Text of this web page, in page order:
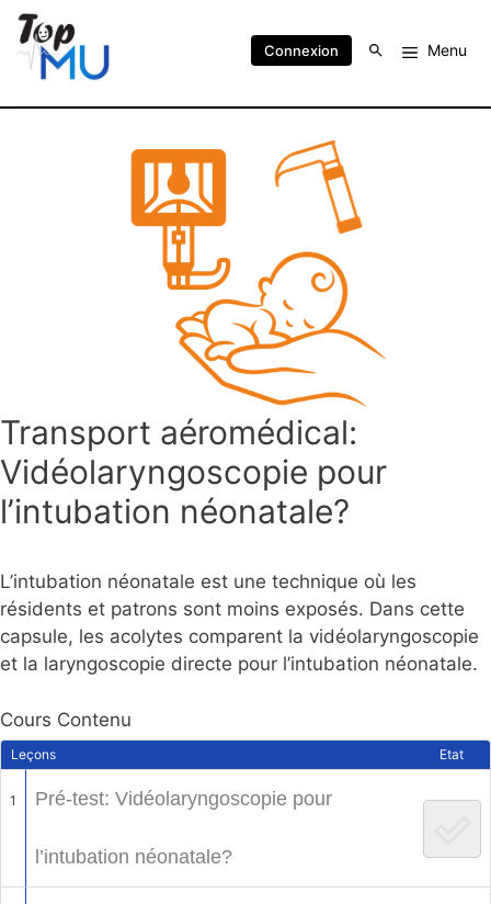
Connexion Menu
Transport aéromédical:
Vidéolaryngoscopie pour
l’intubation néonatale?
L’intubation néonatale est une technique où les
résidents et patrons sont moins exposés. Dans cette
capsule, les acolytes comparent la vidéolaryngoscopie
et la laryngoscopie directe pour l’intubation néonatale.
Cours Contenu
Leçons Etat
1 Pré-test: Vidéolaryngoscopie pour
l’intubation néonatale?